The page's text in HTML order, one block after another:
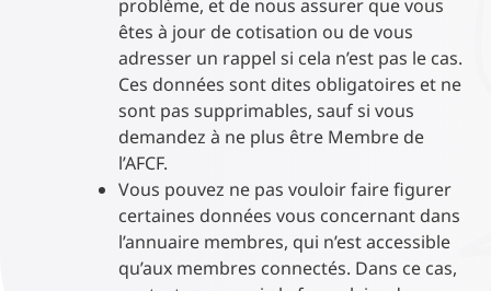
problème, et de nous assurer que vous
êtes à jour de cotisation ou de vous
adresser un rappel si cela n’est pas le cas.
Ces données sont dites obligatoires et ne
sont pas supprimables, sauf si vous
demandez à ne plus être Membre de
l’AFCF.
Vous pouvez ne pas vouloir faire figurer
certaines données vous concernant dans
l’annuaire membres, qui n’est accessible
qu’aux membres connectés. Dans ce cas,